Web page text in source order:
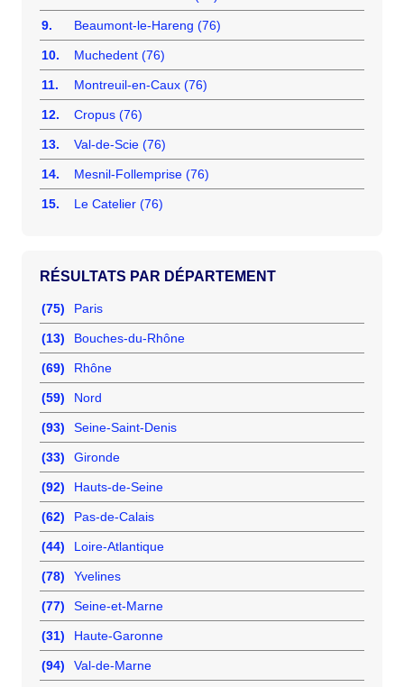
9. Beaumont-le-Hareng (76)
10. Muchedent (76)
11. Montreuil-en-Caux (76)
12. Cropus (76)
13. Val-de-Scie (76)
14. Mesnil-Follemprise (76)
15. Le Catelier (76)
RÉSULTATS PAR DÉPARTEMENT
(75) Paris
(13) Bouches-du-Rhône
(69) Rhône
(59) Nord
(93) Seine-Saint-Denis
(33) Gironde
(92) Hauts-de-Seine
(62) Pas-de-Calais
(44) Loire-Atlantique
(78) Yvelines
(77) Seine-et-Marne
(31) Haute-Garonne
(94) Val-de-Marne